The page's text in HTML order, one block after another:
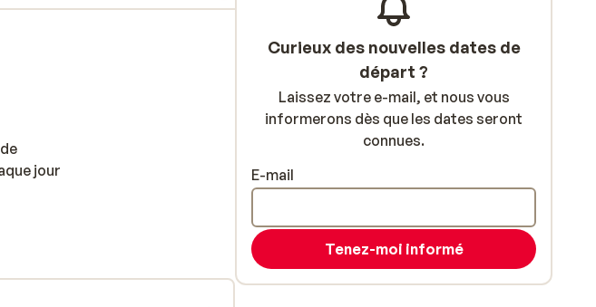
jour
ski ou
Curieux des nouvelles dates de
départ ?
Laissez votre e-mail, et nous vous
informerons dès que les dates seront
connues.
E-mail
Tenez-moi informé